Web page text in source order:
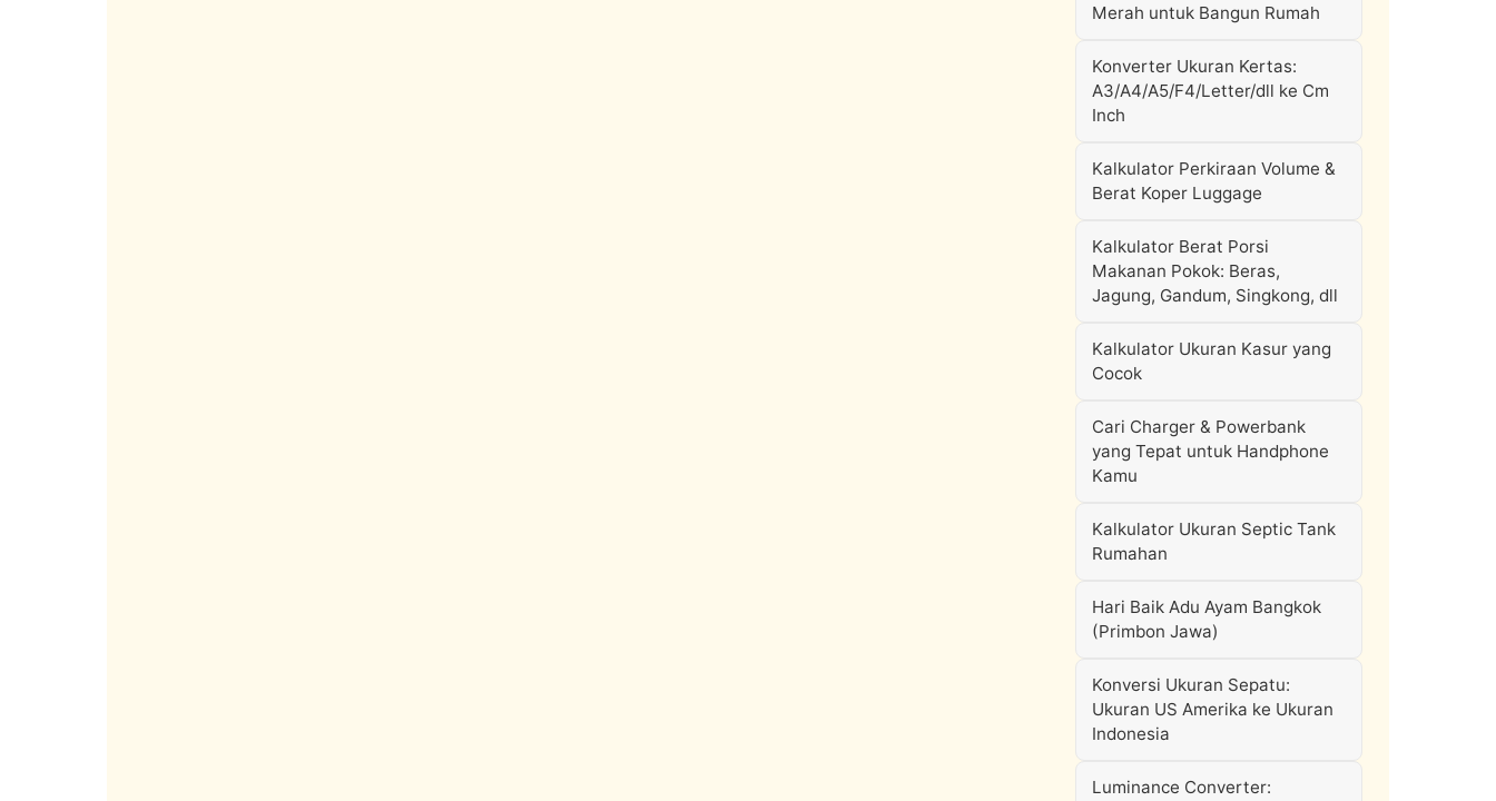
Merah untuk Bangun Rumah
Konverter Ukuran Kertas:
A3/A4/A5/F4/Letter/dll ke Cm
Inch
Kalkulator Perkiraan Volume &
Berat Koper Luggage
Kalkulator Berat Porsi
Makanan Pokok: Beras,
Jagung, Gandum, Singkong, dll
Kalkulator Ukuran Kasur yang
Cocok
Cari Charger & Powerbank
yang Tepat untuk Handphone
Kamu
Kalkulator Ukuran Septic Tank
Rumahan
Hari Baik Adu Ayam Bangkok
(Primbon Jawa)
Konversi Ukuran Sepatu:
Ukuran US Amerika ke Ukuran
Indonesia
Luminance Converter: